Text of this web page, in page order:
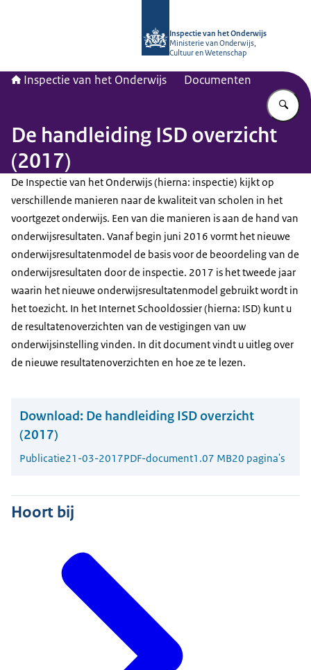
Inspectie van het Onderwijs
Ministerie van Onderwijs,
Cultuur en Wetenschap
Inspectie van het Onderwijs Documenten
De handleiding ISD overzicht
(2017)
De Inspectie van het Onderwijs (hierna: inspectie) kijkt op
verschillende manieren naar de kwaliteit van scholen in het
voortgezet onderwijs. Een van die manieren is aan de hand van
onderwijsresultaten. Vanaf begin juni 2016 vormt het nieuwe
onderwijsresultatenmodel de basis voor de beoordeling van de
onderwijsresultaten door de inspectie. 2017 is het tweede jaar
waarin het nieuwe onderwijsresultatenmodel gebruikt wordt in
het toezicht. In het Internet Schooldossier (hierna: ISD) kunt u
de resultatenoverzichten van de vestigingen van uw
onderwijsinstelling vinden. In dit document vindt u uitleg over
de nieuwe resultatenoverzichten en hoe ze te lezen.
Download: De handleiding ISD overzicht
(2017)
Publicatie21-03-2017PDF-document1.07 MB20 pagina's
Hoort bij